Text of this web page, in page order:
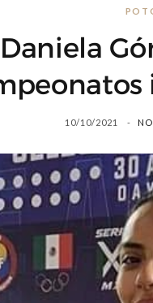
10/10/2021